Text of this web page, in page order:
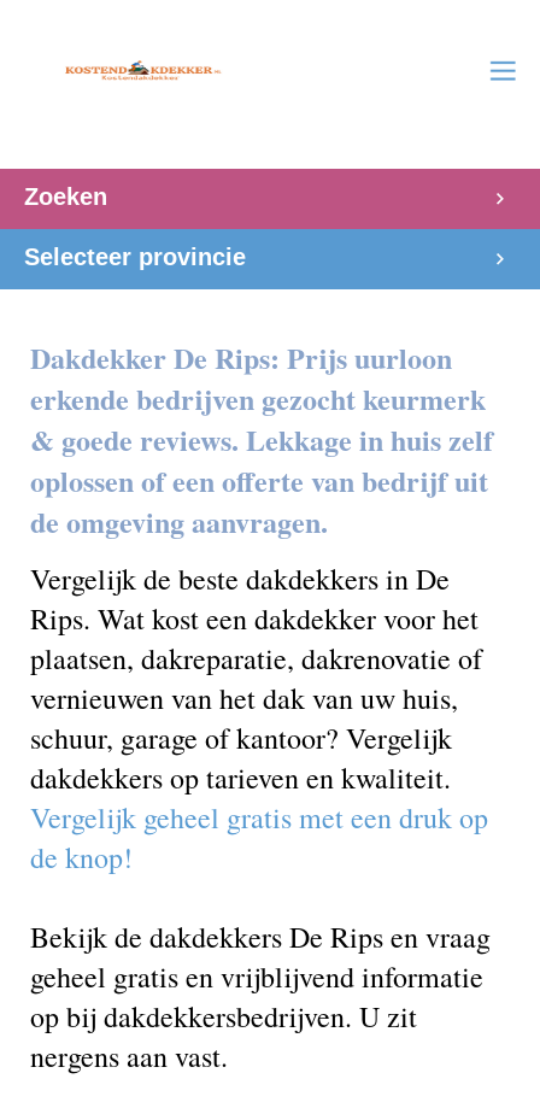
Zoeken
Selecteer provincie
Dakdekker De Rips: Prijs uurloon
erkende bedrijven gezocht keurmerk
& goede reviews. Lekkage in huis zelf
oplossen of een offerte van bedrijf uit
de omgeving aanvragen.
Vergelijk de beste dakdekkers in De
Rips. Wat kost een dakdekker voor het
plaatsen, dakreparatie, dakrenovatie of
vernieuwen van het dak van uw huis,
schuur, garage of kantoor? Vergelijk
dakdekkers op tarieven en kwaliteit.
Vergelijk geheel gratis met een druk op
de knop!
Bekijk de dakdekkers De Rips en vraag
geheel gratis en vrijblijvend informatie
op bij dakdekkersbedrijven. U zit
nergens aan vast.